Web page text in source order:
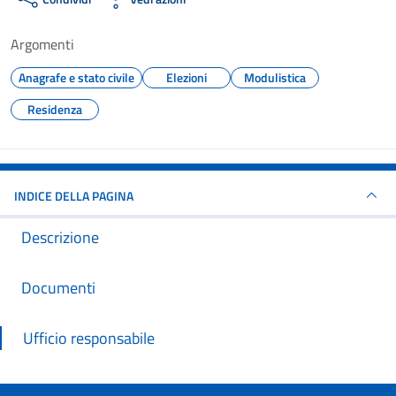
Argomenti
Anagrafe e stato civile Elezioni
Modulistica
Residenza
INDICE DELLA PAGINA
Descrizione
Documenti
Ufficio responsabile